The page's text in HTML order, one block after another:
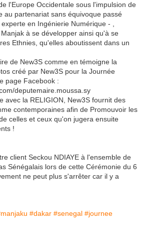
l'Europe Occidentale sous l'impulsion de
au partenariat sans équivoque passé
en Ingénierie Numérique - ,
à se développer ainsi qu'à se
Ethnies, qu'elles aboutissent dans un
de New3S comme en témoigne la
créé par New3S pour la Journée
page Facebook :
deputemaire.moussa.sy
avec la RELIGION, New3S fournit des
contemporaines afin de Promouvoir les
celles et ceux qu'on jugera ensuite
!
client Seckou NDIAYE à l'ensemble de
Sénégalais lors de cette Cérémonie du 6
ne peut plus s'arrêter car il y a
#dakar #senegal #journee